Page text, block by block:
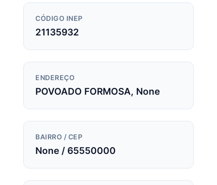
CÓDIGO INEP
21135932
ENDEREÇO
POVOADO FORMOSA, None
BAIRRO / CEP
None / 65550000